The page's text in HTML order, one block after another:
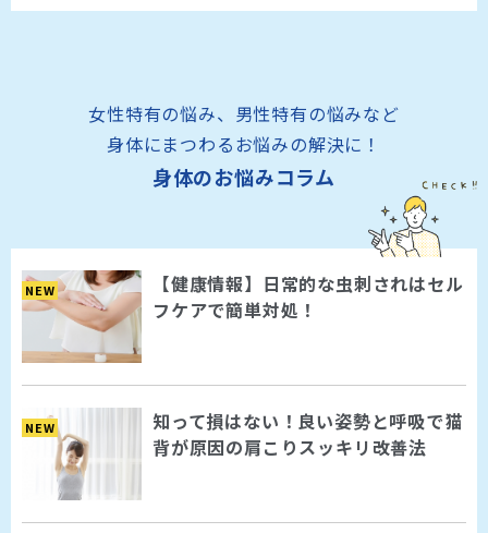
女性特有の悩み、男性特有の悩みなど
身体にまつわるお悩みの解決に！
身体のお悩みコラム
NEW
【健康情報】日常的な虫刺されはセル
フケアで簡単対処！
NEW
知って損はない！良い姿勢と呼吸で猫
背が原因の肩こりスッキリ改善法